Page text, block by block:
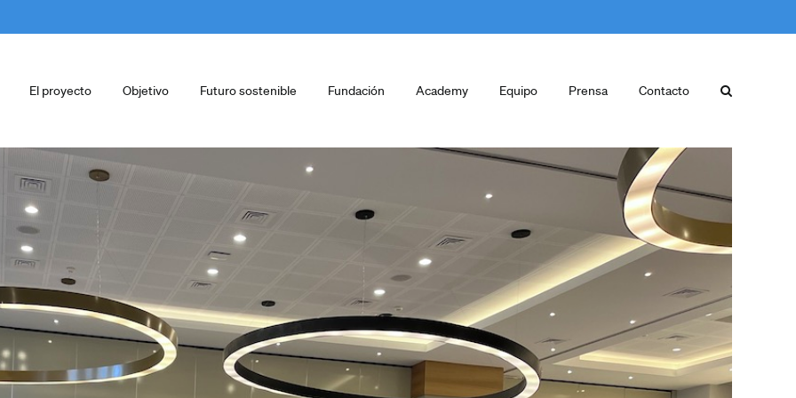
El proyecto Objetivo Futuro sostenible Fundación Academy Equipo Prensa Contacto